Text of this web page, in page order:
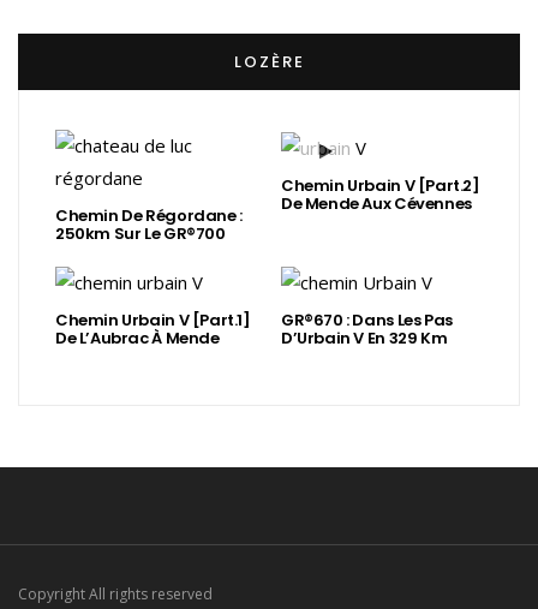
LOZÈRE
Chemin De Régordane :
250km Sur Le GR®700
Chemin Urbain V [Part.2]
De Mende Aux Cévennes
Chemin Urbain V [Part.1]
De L’Aubrac À Mende
GR®670 : Dans Les Pas
D’Urbain V En 329 Km
Copyright All rights reserved